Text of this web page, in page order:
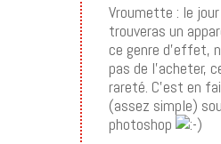
Vroumette : le
trouveras un
ce genre d’effet,
pas de l’acheter,
rareté. C’est en
(assez simple)
photoshop